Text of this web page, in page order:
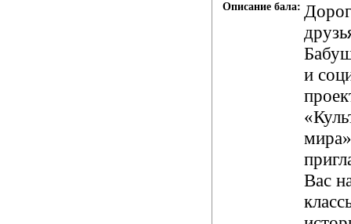
Описание бала:
и
мира»
Вас